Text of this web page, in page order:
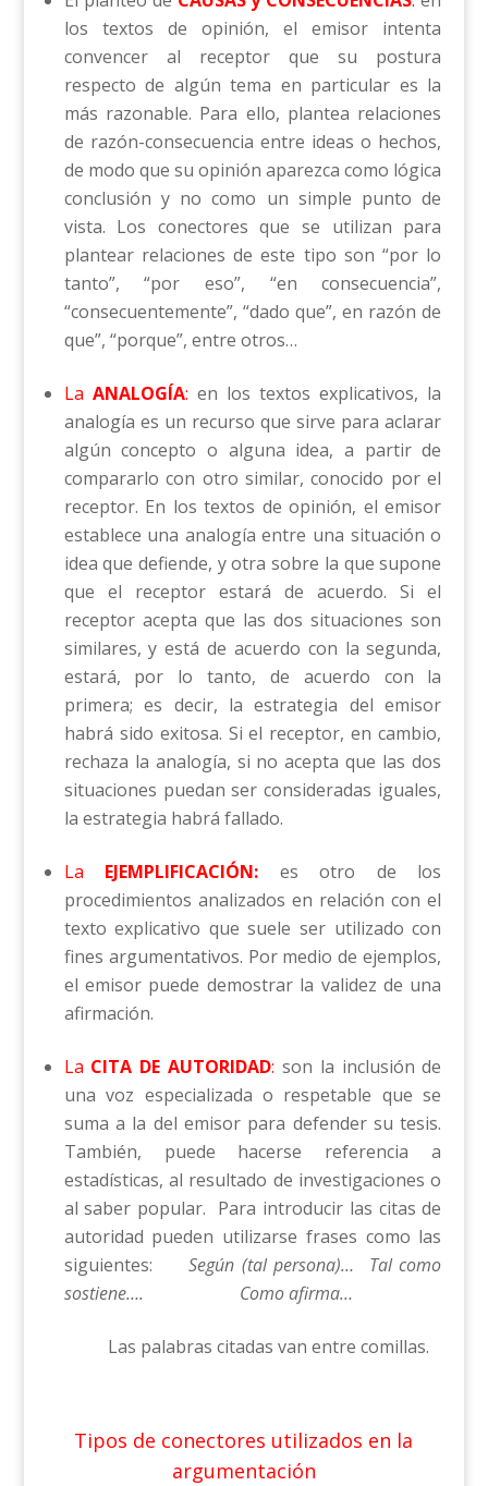
los textos de opinión, el emisor intenta
convencer al receptor que su postura
respecto de algún tema en particular es la
más razonable. Para ello, plantea relaciones
de razón-consecuencia entre ideas o hechos,
de modo que su opinión aparezca como lógica
conclusión y no como un simple punto de
vista. Los conectores que se utilizan para
plantear relaciones de este tipo son “por lo
tanto”, “por eso”, “en consecuencia”,
“consecuentemente”, “dado que”, en razón de
que”, “porque”, entre otros…
La ANALOGÍA: en los textos explicativos, la
analogía es un recurso que sirve para aclarar
algún concepto o alguna idea, a partir de
compararlo con otro similar, conocido por el
receptor. En los textos de opinión, el emisor
establece una analogía entre una situación o
idea que defiende, y otra sobre la que supone
que el receptor estará de acuerdo. Si el
receptor acepta que las dos situaciones son
similares, y está de acuerdo con la segunda,
estará, por lo tanto, de acuerdo con la
primera; es decir, la estrategia del emisor
habrá sido exitosa. Si el receptor, en cambio,
rechaza la analogía, si no acepta que las dos
situaciones puedan ser consideradas iguales,
la estrategia habrá fallado.
La EJEMPLIFICACIÓN: es otro de los
procedimientos analizados en relación con el
texto explicativo que suele ser utilizado con
fines argumentativos. Por medio de ejemplos,
el emisor puede demostrar la validez de una
afirmación.
La CITA DE AUTORIDAD: son la inclusión de
una voz especializada o respetable que se
suma a la del emisor para defender su tesis.
También, puede hacerse referencia a
estadísticas, al resultado de investigaciones o
al saber popular. Para introducir las citas de
autoridad pueden utilizarse frases como las
siguientes:
Según (tal persona)… Tal como
sostiene…. Como afirma…
Las palabras citadas van entre comillas.
Tipos de conectores utilizados en la
argumentación